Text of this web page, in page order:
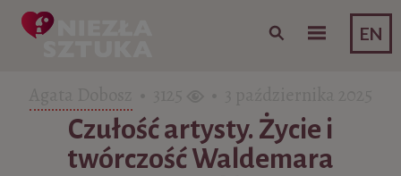
EN
Skip to content
Czułość artysty. Życie i
twórczość Waldemara